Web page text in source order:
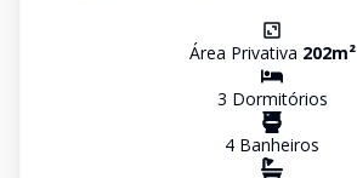
Área Privativa 202m²
3 Dormitórios
4 Banheiros